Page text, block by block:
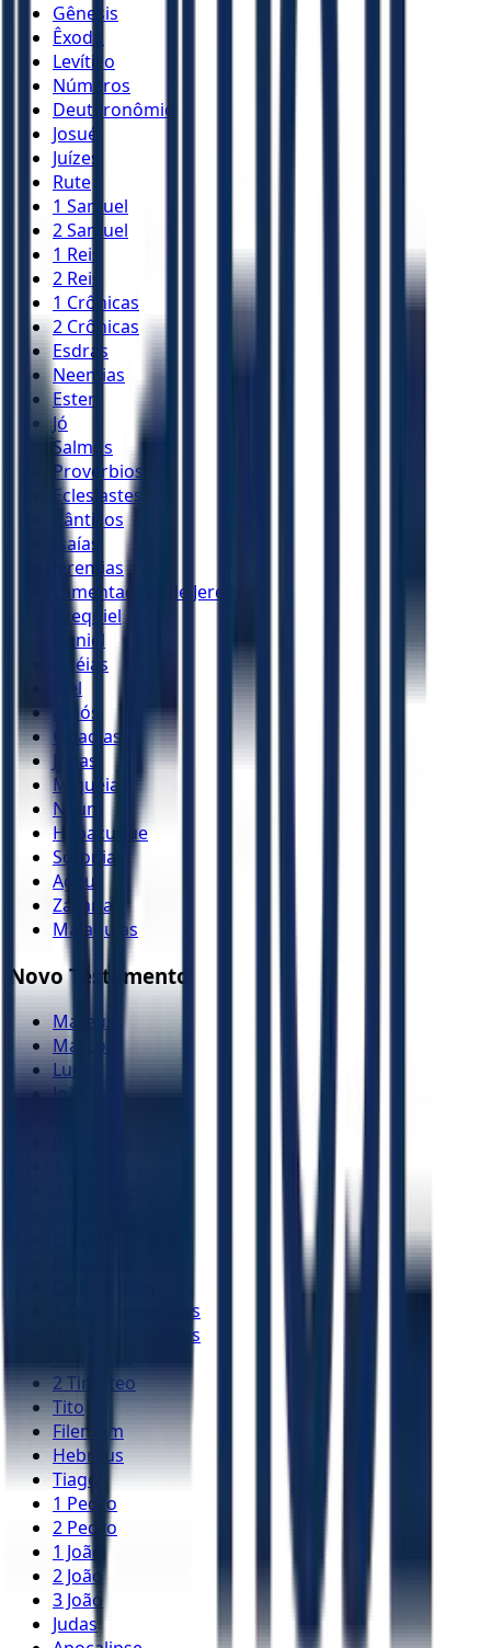
Gênesis
Êxodo
Levítico
Números
Deuteronômio
Josué
Juízes
Rute
1 Samuel
2 Samuel
1 Reis
2 Reis
1 Crônicas
2 Crônicas
Esdras
Neemias
Ester
Jó
Salmos
Provérbios
Eclesiastes
Cânticos
Isaías
Jeremias
Lamentações de Jeremias
Ezequiel
Daniel
Oséias
Joel
Amós
Obadias
Jonas
Miquéias
Naum
Habacuque
Sofonias
Ageu
Zacarias
Malaquias
Novo Testamento
Mateus
Marcos
Lucas
João
1 Tessalonicenses
2 Tessalonicenses
2 Timóteo
Tito
Filemom
Hebreus
Tiago
1 Pedro
2 Pedro
1 João
2 João
3 João
Judas